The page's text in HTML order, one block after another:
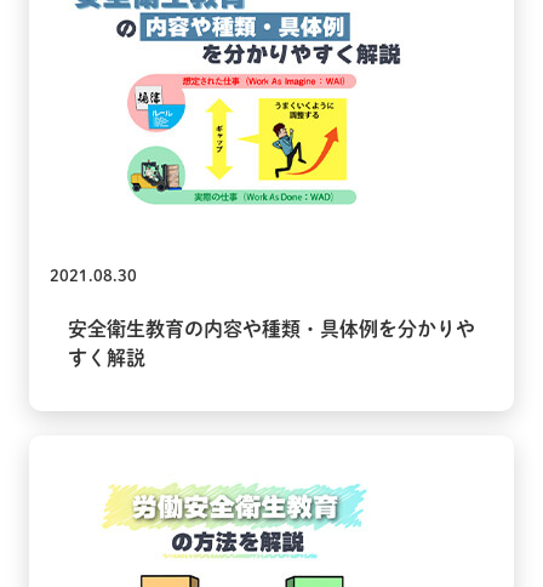
2021.08.30
安全衛生教育の内容や種類・具体例を分かりや
すく解説